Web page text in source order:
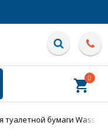
0
туалетной бумаги